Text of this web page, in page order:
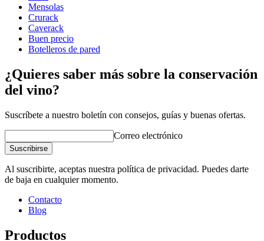
Crea tu propia composición con estos módulos con nuestra
herramienta online para decorar salas de vino (se abre en
una ventana nueva y requiere la instalación de flash)
Peso (kg)
Mensolas
Crurack
Caverack
Buen precio
Botelleros de pared
¿Quieres saber más sobre la conservación
del vino?
Suscríbete a nuestro boletín con consejos, guías y buenas ofertas.
Correo electrónico
Suscribirse
Al suscribirte, aceptas nuestra política de privacidad. Puedes darte
de baja en cualquier momento.
Contacto
Blog
Productos